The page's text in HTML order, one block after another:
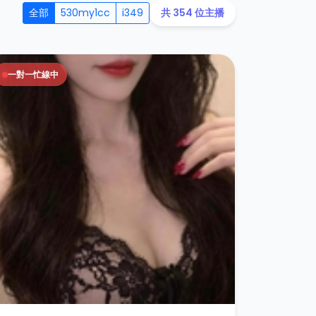
全部 530my1cc i349 共 354 位主播
一對一忙線中